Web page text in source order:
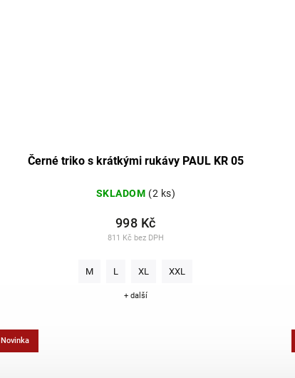
Černé triko s krátkými rukávy PAUL KR 05
SKLADOM (2 ks)
811 Kč bez DPH
998 Kč
M L XL XXL
+ další
Novinka